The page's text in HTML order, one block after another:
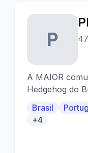
P
A MAIOR
Hedgehog do
Brasil
+4